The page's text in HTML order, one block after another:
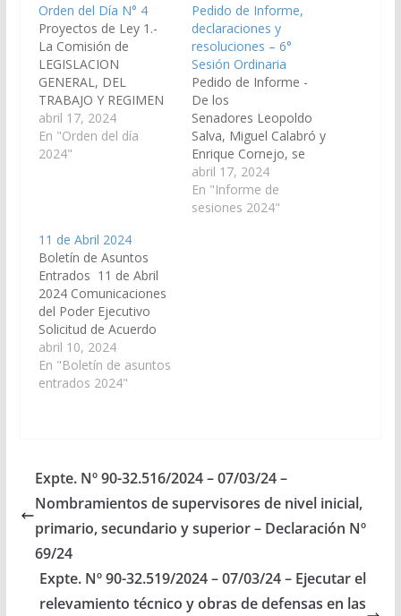
Orden del Día N° 4
Proyectos de Ley 1.-
La Comisión de
LEGISLACION
GENERAL, DEL
TRABAJO Y REGIMEN
PREVISIONAL, ha
considerado el
Proyecto de Ley en
guarderías de
vehículos y playas de
estacionamiento, y por
las…
abril 17, 2024
En "Orden del día
2024"
Pedido de Informe,
declaraciones y
resoluciones – 6°
Sesión Ordinaria
Pedido de Informe -
De los
Senadores Leopoldo
Salva, Miguel Calabró y
Enrique Cornejo, se
requiera al Poder
Ejecutivo de la
Provincia, informen en
abril 17, 2024
En "Informe de
sesiones 2024"
11 de Abril 2024
Boletín de Asuntos
Entrados 11 de Abril
2024 Comunicaciones
del Poder Ejecutivo
Solicitud de Acuerdo
para la designación de
la Dra. Teresa Ovejero
Cornejo, D.N.I. N°
virtud del art.27 inc. 9,
PASE a…
abril 10, 2024
En "Boletín de asuntos
entrados 2024"
Expte. Nº 90-32.516/2024 – 07/03/24 –
Nombramientos de supervisores de nivel inicial,
primario, secundario y superior – Declaración Nº
69/24
Expte. Nº 90-32.519/2024 – 07/03/24 – Ejecutar el
relevamiento técnico y obras de defensas en las